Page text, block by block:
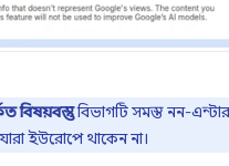
বিষয়বস্তুবিভাগটি সমস্ত নন-
ইউরোপে থাকেন না।